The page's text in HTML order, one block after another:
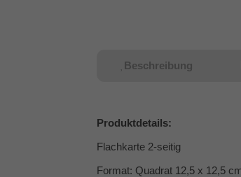
Beschreibung
Produktdetails:
Flachkarte 2-seitig
Format: Quadrat 12,5 x 12,5